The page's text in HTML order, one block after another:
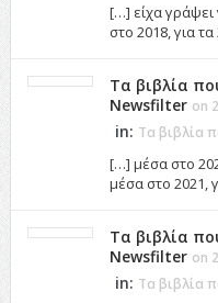
[…] είχα γράψει
στο 2018, για τα
Τα βιβλία
Newsfilter on
in: Τα βιβλία
[…] μέσα στο
μέσα στο 2021,
Τα βιβλία
Newsfilter on
in: Τα βιβλία